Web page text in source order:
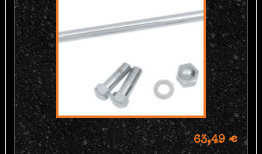
63,49 €